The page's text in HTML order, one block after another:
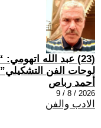
(23) عبد الله
لوحات الفن التشكيلي”
أحمد رباص
2026 / 8 / 9
الادب والفن